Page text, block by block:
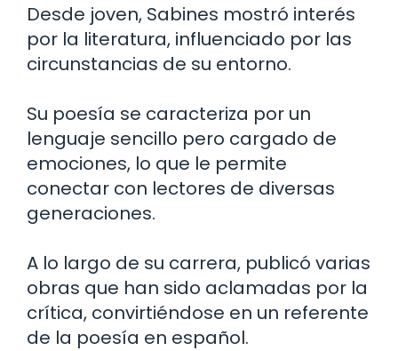
Desde joven, Sabines mostró interés
por la literatura, influenciado por las
circunstancias de su entorno.
Su poesía se caracteriza por un
lenguaje sencillo pero cargado de
emociones, lo que le permite
conectar con lectores de diversas
generaciones.
A lo largo de su carrera, publicó varias
obras que han sido aclamadas por la
crítica, convirtiéndose en un referente
de la poesía en español.